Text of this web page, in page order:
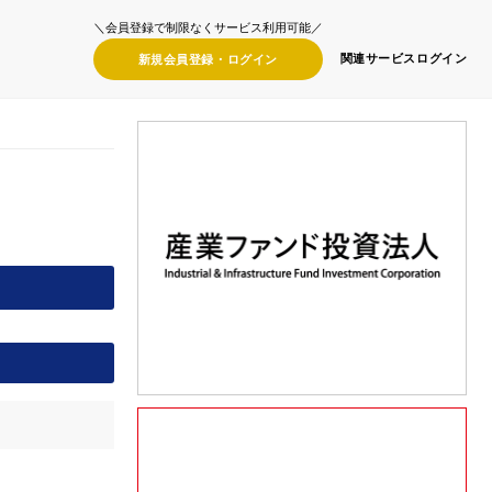
＼会員登録で制限なくサービス利用可能／
新規会員登録・ ログイン 関連サービス ログイン